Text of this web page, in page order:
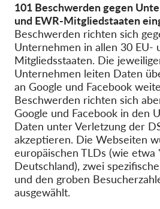
101 Beschwerden gegen
und EWR-Mitgliedstaaten
Beschwerden richten sich
Unternehmen in allen 30 EU-
Mitgliedsstaaten. Die
Unternehmen leiten Daten
an Google und Facebook
Beschwerden richten sich
Google und Facebook in den
Daten unter Verletzung der
akzeptieren. Die Webseiten
europäischen TLDs (wie etwa
Deutschland), zwei
und den groben
ausgewählt.